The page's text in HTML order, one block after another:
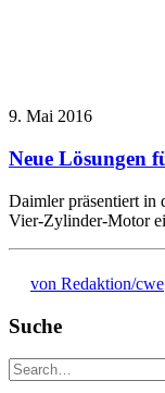
9. Mai 2016
Neue Lösungen
Daimler präsentiert in
Vier-Zylinder-Motor
von Redaktion/cwe
Suche